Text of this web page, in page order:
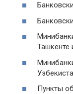
Ташкенте
Пункты